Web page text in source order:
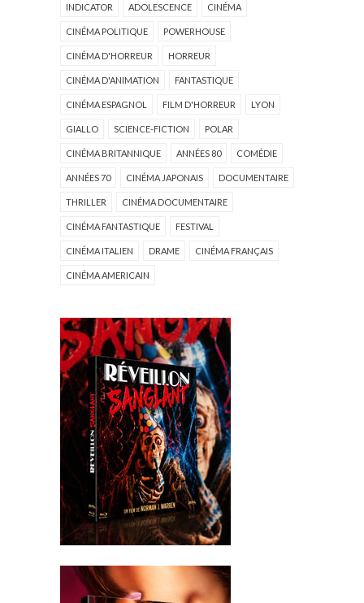
INDICATOR ADOLESCENCE CINÉMA
CINÉMA POLITIQUE POWERHOUSE
CINÉMA D'HORREUR HORREUR
CINÉMA D'ANIMATION FANTASTIQUE
CINÉMA ESPAGNOL FILM D'HORREUR LYON
GIALLO SCIENCE-FICTION POLAR
CINÉMA BRITANNIQUE ANNÉES 80 COMÉDIE
ANNÉES 70 CINÉMA JAPONAIS DOCUMENTAIRE
THRILLER CINÉMA DOCUMENTAIRE
CINÉMA FANTASTIQUE FESTIVAL
CINÉMA ITALIEN DRAME CINÉMA FRANÇAIS
CINÉMA AMERICAIN